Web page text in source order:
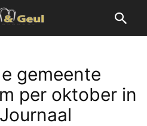
gemeente
per oktober in